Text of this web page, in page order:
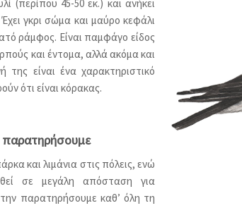
(περίπου 45-50 εκ.) και ανήκει
γκρι σώμα και μαύρο κεφάλι
ράμφος. Είναι παμφάγο είδος
και έντομα, αλλά ακόμα και
είναι ένα χαρακτηριστικό
ότι είναι κόρακας.
και λιμάνια στις πόλεις, ενώ
σε μεγάλη απόσταση για
παρατηρήσουμε καθ’ όλη τη